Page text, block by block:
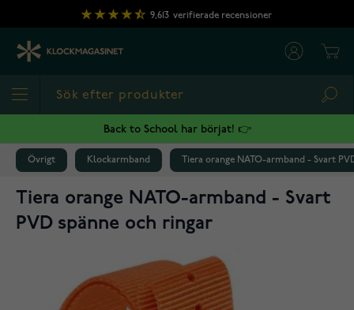
Hoppa till innehållet
9,613 verifierade recensioner
Back to School har börjat! 👉
Övrigt Klockarmband Tiera orange NATO-armband - Svart
Tiera orange NATO-armband - Svart
PVD spänne och ringar